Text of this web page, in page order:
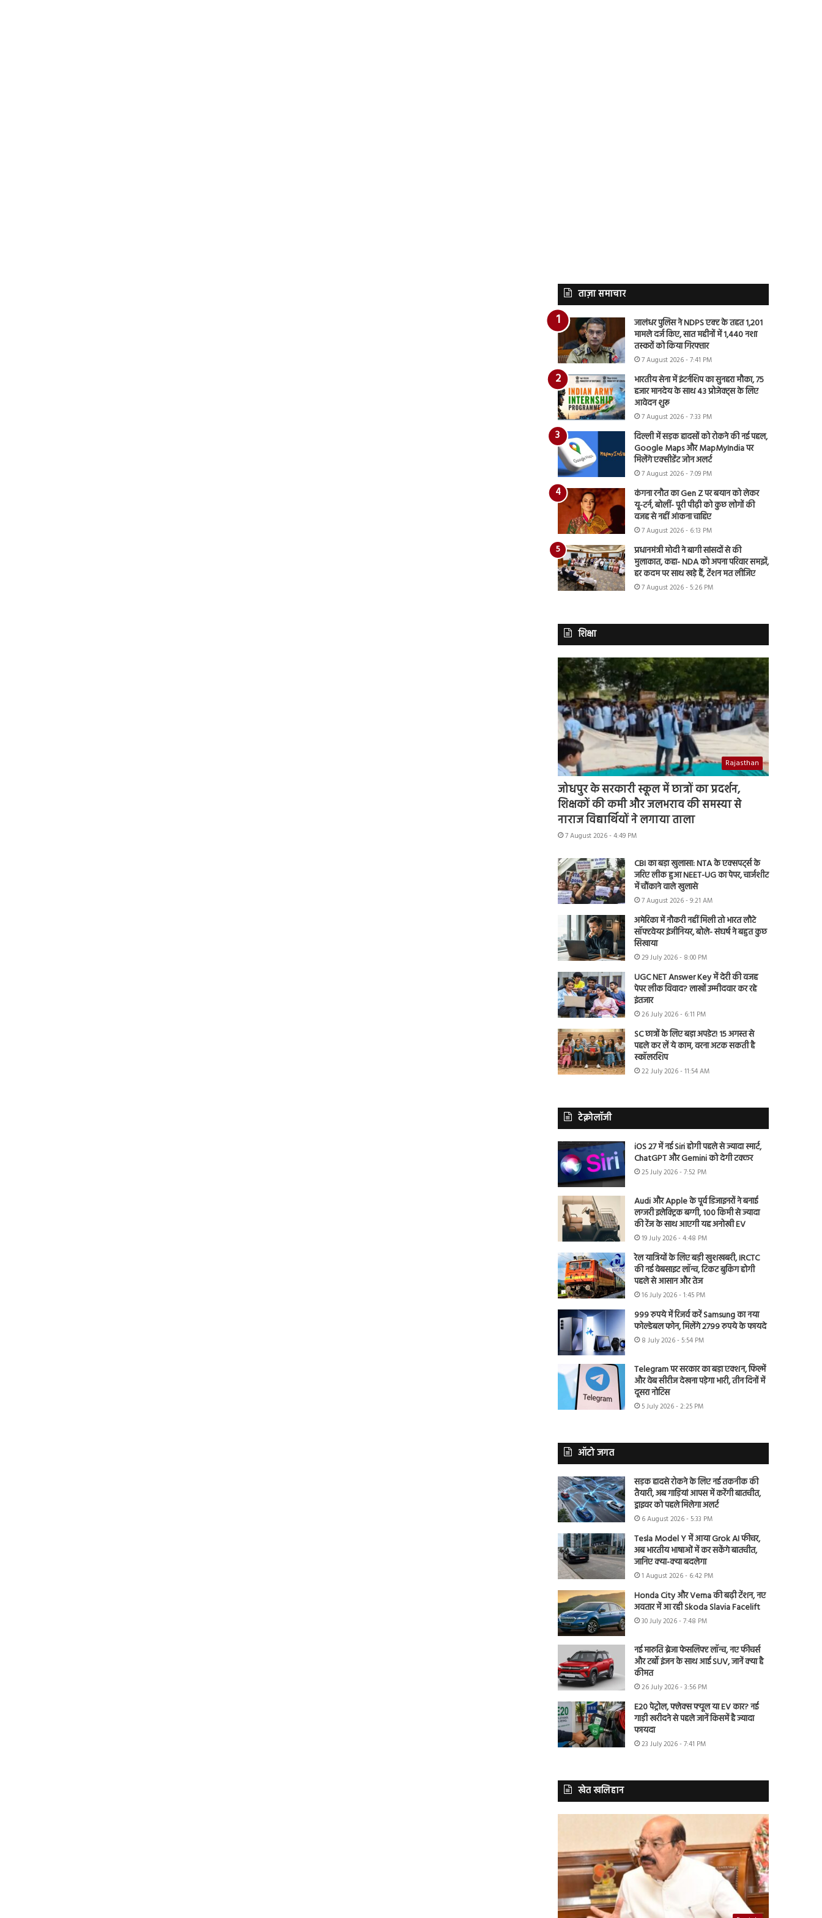
ताज़ा समाचार
जालंधर पुलिस ने NDPS एक्ट के तहत 1,201
मामले दर्ज किए, सात महीनों में 1,440 नशा
तस्करों को किया गिरफ्तार
7 August 2026 - 7:41 PM
भारतीय सेना में इंटर्नशिप का सुनहरा मौका, 75
हजार मानदेय के साथ 43 प्रोजेक्ट्स के लिए
आवेदन शुरू
7 August 2026 - 7:33 PM
दिल्ली में सड़क हादसों को रोकने की नई पहल,
Google Maps और MapMyIndia पर
मिलेंगे एक्सीडेंट जोन अलर्ट
7 August 2026 - 7:09 PM
कंगना रनौत का Gen Z पर बयान को लेकर
यू-टर्न, बोलीं- पूरी पीढ़ी को कुछ लोगों की
वजह से नहीं आंकना चाहिए
7 August 2026 - 6:13 PM
प्रधानमंत्री मोदी ने बागी सांसदों से की
मुलाकात, कहा- NDA को अपना परिवार समझें,
हर कदम पर साथ खड़े हैं, टेंशन मत लीजिए
7 August 2026 - 5:26 PM
शिक्षा
Rajasthan
जोधपुर के सरकारी स्कूल में छात्रों का प्रदर्शन,
शिक्षकों की कमी और जलभराव की समस्या से
नाराज विद्यार्थियों ने लगाया ताला
7 August 2026 - 4:49 PM
CBI का बड़ा खुलासा: NTA के एक्सपर्ट्स के
जरिए लीक हुआ NEET-UG का पेपर, चार्जशीट
में चौंकाने वाले खुलासे
7 August 2026 - 9:21 AM
अमेरिका में नौकरी नहीं मिली तो भारत लौटे
सॉफ्टवेयर इंजीनियर, बोले- संघर्ष ने बहुत कुछ
सिखाया
29 July 2026 - 8:00 PM
UGC NET Answer Key में देरी की वजह
पेपर लीक विवाद? लाखों उम्मीदवार कर रहे
इंतजार
26 July 2026 - 6:11 PM
SC छात्रों के लिए बड़ा अपडेट! 15 अगस्त से
पहले कर लें ये काम, वरना अटक सकती है
स्कॉलरशिप
22 July 2026 - 11:54 AM
टेक्नोलॉजी
iOS 27 में नई Siri होगी पहले से ज्यादा स्मार्ट,
ChatGPT और Gemini को देगी टक्कर
25 July 2026 - 7:52 PM
Audi और Apple के पूर्व डिजाइनरों ने बनाई
लग्जरी इलेक्ट्रिक बग्गी, 100 किमी से ज्यादा
की रेंज के साथ आएगी यह अनोखी EV
19 July 2026 - 4:48 PM
रेल यात्रियों के लिए बड़ी खुशखबरी, IRCTC
की नई वेबसाइट लॉन्च, टिकट बुकिंग होगी
पहले से आसान और तेज
16 July 2026 - 1:45 PM
999 रुपये में रिजर्व करें Samsung का नया
फोल्डेबल फोन, मिलेंगे 2799 रुपये के फायदे
8 July 2026 - 5:54 PM
Telegram पर सरकार का बड़ा एक्शन, फिल्में
और वेब सीरीज देखना पड़ेगा भारी, तीन दिनों में
दूसरा नोटिस
5 July 2026 - 2:25 PM
ऑटो जगत
सड़क हादसे रोकने के लिए नई तकनीक की
तैयारी, अब गाड़ियां आपस में करेंगी बातचीत,
ड्राइवर को पहले मिलेगा अलर्ट
6 August 2026 - 5:33 PM
Tesla Model Y में आया Grok AI फीचर,
अब भारतीय भाषाओं में कर सकेंगे बातचीत,
जानिए क्या-क्या बदलेगा
1 August 2026 - 6:42 PM
Honda City और Verna की बढ़ी टेंशन, नए
अवतार में आ रही Skoda Slavia Facelift
30 July 2026 - 7:48 PM
नई मारुति ब्रेजा फेसलिफ्ट लॉन्च, नए फीचर्स
और टर्बो इंजन के साथ आई SUV, जानें क्या है
कीमत
26 July 2026 - 3:56 PM
E20 पेट्रोल, फ्लेक्स फ्यूल या EV कार? नई
गाड़ी खरीदने से पहले जानें किसमें है ज्यादा
फायदा
23 July 2026 - 7:41 PM
खेत खलिहान